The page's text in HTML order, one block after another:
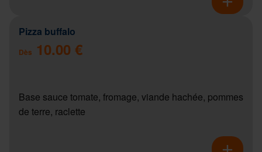
Pizza buffalo
Dès 10.00 €
Base sauce tomate, fromage, viande hachée, pommes
de terre, raclette